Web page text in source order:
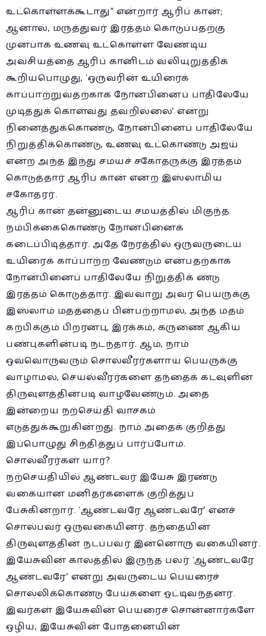
உட்கொள்ளக்கூடாது” என்றார் ஆரிப் கான்;
ஆனால், மருத்துவர் இரத்தம் கொடுப்பதற்கு
முன்பாக உணவு உட்கொள்ள வேண்டிய
அவசியத்தை ஆரிப் கானிடம் வலியுறுத்திக்
கூறியபொழுது, ‘ஒருவரின் உயிரைக்
காப்பாற்றுவதற்காக நோன்பினைப் பாதிலேயே
முடித்துக் கொள்வது தவறில்லை’ என்று
நினைத்துக்கொண்டு, நோன்பினைப் பாதிலேயே
நிறுத்திக்கொண்டு, உணவு உட்கொண்டு அஜய்
என்ற அந்த இந்து சமயச் சகோதருக்கு இரத்தம்
கொடுத்தார் ஆரிப் கான் என்ற இஸ்லாமிய
சகோதரர்.
ஆரிப் கான் தன்னுடைய சமயத்தில் மிகுந்த
நம்பிக்கைகொண்டு நோன்பினைக்
கடைப்பிடித்தார். அதே நேரத்தில் ஒருவருடைய
உயிரைக் காப்பாற்ற வேண்டும் என்பதற்காக
நோன்பினைப் பாதிலேயே நிறுத்திக் ண்டு
இரத்தம் கொடுத்தார். இவ்வாறு அவர் பெயருக்கு
இஸ்லாம் மதத்தைப் பின்பற்றாமல், அந்த மதம்
கற்பிக்கும் பிறரன்பு, இரக்கம், கருணை ஆகிய
பண்புகளின்படி நடந்தார். ஆம், நாம்
ஒவ்வொருவரும் சொல்வீரர்களாய் பெயருக்கு
வாழாமல், செயல்வீரர்களை தந்தைக் கடவுளின்
திருவுளத்தின்படி வாழவேண்டும். அதை
இன்றைய நற்செய்தி வாசகம்
எடுத்துக்கூறுகின்றது. நாம் அதைக் குறித்து
இப்பொழுது சிந்தித்துப் பார்ப்போம்.
சொல்வீரர்கள் யார்?
நற்செய்தியில் ஆண்டவர் இயேசு இரண்டு
வகையான மனிதர்களைக் குறித்துப்
பேசுகின்றார். ‘ஆண்டவரே ஆண்டவரே’ எனச்
சொல்பவர் ஒருவகையினர். தந்தையின்
திருவுளத்தின் நடப்பவர் இன்னொரு வகையினர்.
இயேசுவின் காலத்தில் இருந்த பலர் ‘ஆண்டவரே
ஆண்டவரே’ என்று அவருடைய பெயரைச்
சொல்லிக்கொண்டு பேய்களை ஓட்டிவந்தனர்.
இவர்கள் இயேசுவின் பெயரைச் சொன்னார்களே
ஒழிய, இயேசுவின் போதனையின்